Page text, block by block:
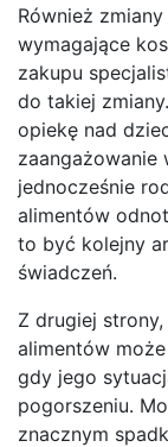
Również
wymagające
zakupu
do takiej
opiekę nad
zaangażowanie
jednocześnie
alimentów
to być kolejny
świadczeń.
Z drugiej
alimentów
gdy jego
pogorszeniu.
znacznym